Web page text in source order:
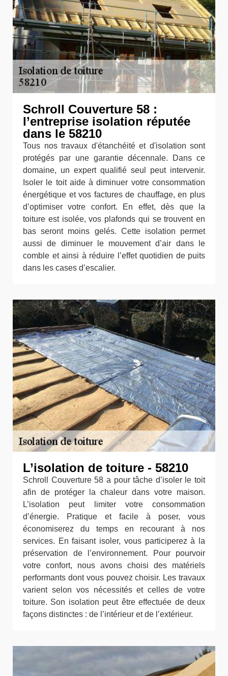
Schroll Couverture 58 :
l’entreprise isolation réputée
dans le 58210
Tous nos travaux d'étanchéité et d'isolation sont
protégés par une garantie décennale. Dans ce
domaine, un expert qualifié seul peut intervenir.
Isoler le toit aide à diminuer votre consommation
énergétique et vos factures de chauffage, en plus
d’optimiser votre confort. En effet, dès que la
toiture est isolée, vos plafonds qui se trouvent en
bas seront moins gelés. Cette isolation permet
aussi de diminuer le mouvement d’air dans le
comble et ainsi à réduire l’effet quotidien de puits
dans les cases d’escalier.
L’isolation de toiture - 58210
Schroll Couverture 58 a pour tâche d’isoler le toit
afin de protéger la chaleur dans votre maison.
L’isolation peut limiter votre consommation
d’énergie. Pratique et facile à poser, vous
économiserez du temps en recourant à nos
services. En faisant isoler, vous participerez à la
préservation de l’environnement. Pour pourvoir
votre confort, nous avons choisi des matériels
performants dont vous pouvez choisir. Les travaux
varient selon vos nécessités et celles de votre
toiture. Son isolation peut être effectuée de deux
façons distinctes : de l’intérieur et de l’extérieur.